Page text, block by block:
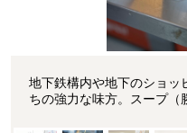
地下鉄構内や地下のショッ
ちの強力な味方。スープ（